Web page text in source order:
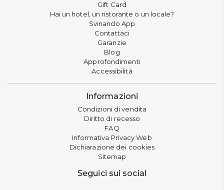
Gift Card
Hai un hotel, un ristorante o un locale?
Svinando App
Contattaci
Garanzie
Blog
Approfondimenti
Accessibilità
Informazioni
Condizioni di vendita
Diritto di recesso
FAQ
Informativa Privacy Web
Dichiarazione dei cookies
Sitemap
Seguici sui social